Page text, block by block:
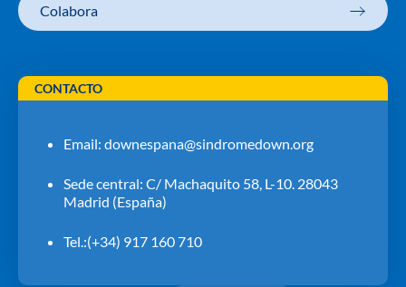
Colabora
CONTACTO
Email: downespana@sindromedown.org
Sede central: C/ Machaquito 58, L-10. 28043
Madrid (España)
Tel.:(+34) 917 160 710